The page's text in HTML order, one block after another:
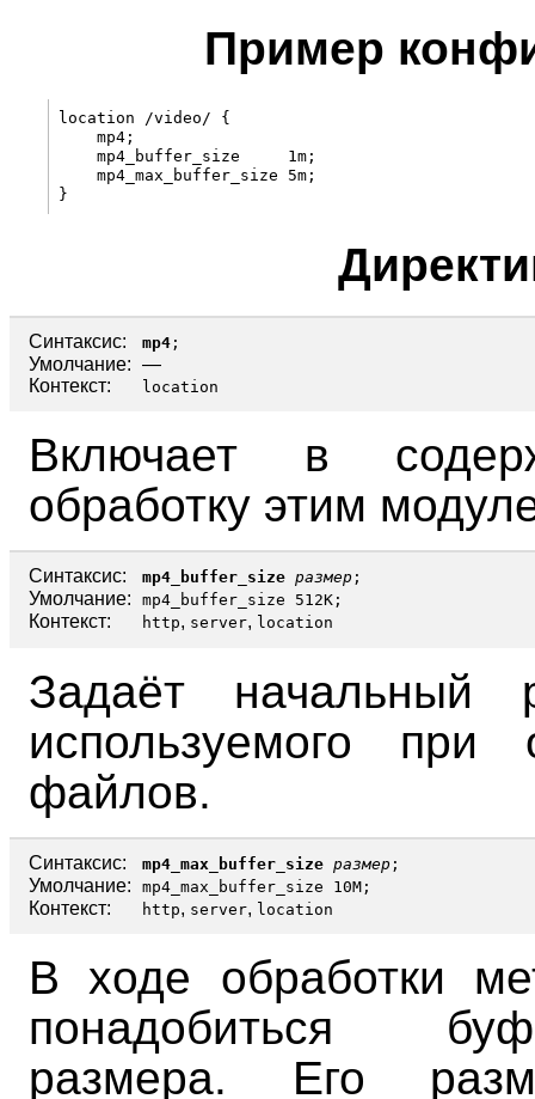
Пример
location /video/ {
    mp4;
    mp4_buffer_size     1m;
    mp4_max_buffer_size 5m;
Синтаксис: mp4 ;
Умолчание: —
Контекст:
location
Включает в
обработку этим
Синтаксис: mp4_buffer_size размер ;
Умолчание: mp4_buffer_size 512K;
Контекст: http, server, location
Задаёт начальный
используемого при
файлов.
Синтаксис: mp4_max_buffer_size размер ;
Умолчание: mp4_max_buffer_size 10M;
Контекст: http, server, location
В ходе обработки
понадобиться
размера. Его